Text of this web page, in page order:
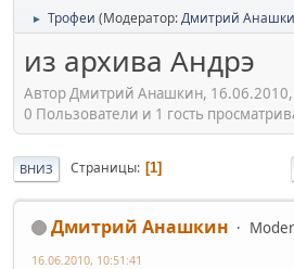
► Трофеи (Модератор:Дмитрий
из архива Андрэ
Автор Дмитрий Анашкин, 16.06.2010,
0 Пользователи и 1 гость
ВНИЗ Страницы 1
Дмитрий Анашкин
16.06.2010, 10:51:41